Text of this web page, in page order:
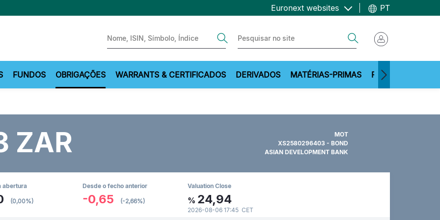
Euronext websites PT
FUNDOS OBRIGAÇÕES WARRANTS & CERTIFICADOS DERIVADOS MATÉRIAS-PRIMAS RECURSOS
ZAR
MOT
XS2580296403 - BOND
ASIAN DEVELOPMENT BANK
abertura
(0,00%)
Desde o fecho anterior
-0,65 (-2,66%)
Valuation Close
% 24,94
2026-08-06 17:45 CET